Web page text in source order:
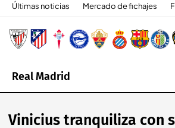
Últimas noticias Mercado de fichajes
Real Madrid
Vinicius tranquiliza con